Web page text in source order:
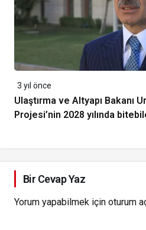
3 yıl önce
Ulaştırma ve Altyapı Bakanı
Projesi’nin 2028 yılında
Bir Cevap Yaz
Yorum yapabilmek için oturum